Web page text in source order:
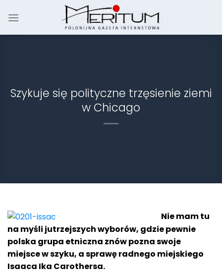
Szykuje się polityczne trzęsienie ziemi
w Chicago
Nie mam tu
na myśli jutrzejszych wyborów, gdzie pewnie
polska grupa etniczna znów pozna swoje
miejsce w szyku, a sprawę radnego miejskiego
Isaaca Ika Carothersa.